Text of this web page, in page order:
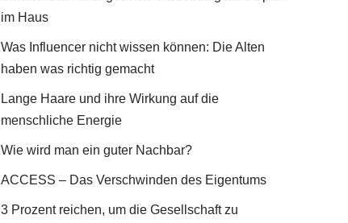
im Haus
Was Influencer nicht wissen können: Die Alten
haben was richtig gemacht
Lange Haare und ihre Wirkung auf die
menschliche Energie
Wie wird man ein guter Nachbar?
ACCESS – Das Verschwinden des Eigentums
3 Prozent reichen, um die Gesellschaft zu